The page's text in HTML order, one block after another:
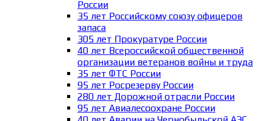
России
35 лет Российскому союзу офицеров
запаса
305 лет Прокуратуре России
40 лет Всероссийской общественной
организации ветеранов войны и труда
35 лет ФТС России
95 лет Росрезерву России
280 лет Дорожной отрасли России
95 лет Авиалесоохране России